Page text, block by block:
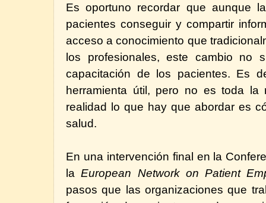
Es oportuno recordar que aunque
pacientes conseguir y compartir
acceso a conocimiento que
los profesionales, este cambio no
capacitación de los pacientes. Es
herramienta útil, pero no es toda
realidad lo que hay que abordar es
salud.
En una intervención final en la
laEuropean Networkon Patient
pasos que las organizaciones que